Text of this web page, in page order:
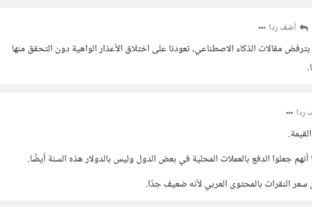
أضف ردا
مقالات الذكاء الاصطناعي، تعودنا على اختلاق الأعذار الواهية دون التحقق منها
ردا
أنهم جعلوا الدفع بالعملات المحلية في بعض الدول وليس بالدولار هذه السنة أيضًا.
النقرات بالمحتوى العربي لأنه ضعيف جدًا.